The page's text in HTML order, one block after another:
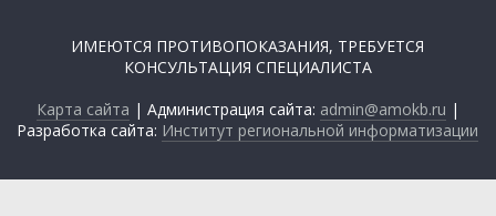
ИМЕЮТСЯ ПРОТИВОПОКАЗАНИЯ, ТРЕБУЕТСЯ
КОНСУЛЬТАЦИЯ СПЕЦИАЛИСТА
Карта сайта | Администрация сайта: admin@amokb.ru |
Разработка сайта: Институт региональной информатизации